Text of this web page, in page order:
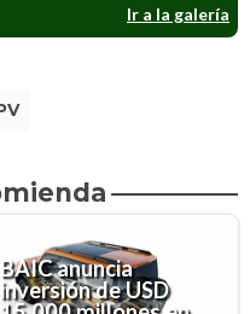
Ir a la galería
BAIC anuncia
inversión de USD